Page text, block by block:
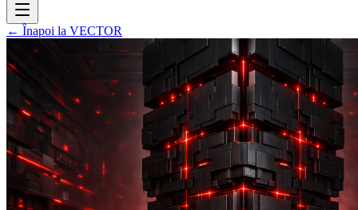
← Înapoi la VECTOR